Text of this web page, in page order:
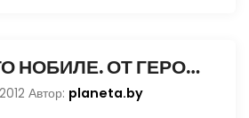
УМБЕРТО НОБИЛЕ. ОТ ГЕРОЯ ДО ИЗГОЯ
Автор: planeta.by